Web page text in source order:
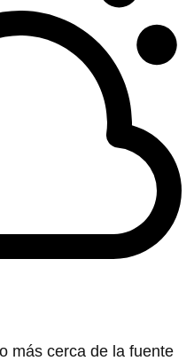
más cerca de la fuente